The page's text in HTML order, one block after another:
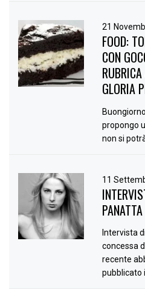
21
FOOD:
CON
GLORIA
propongo
non si
11
PANATTA
Intervista
concessa
recente
pubblicato